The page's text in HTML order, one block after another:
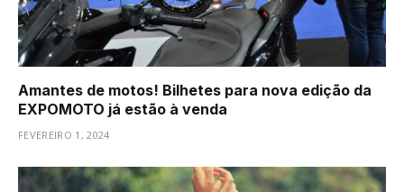
Amantes de motos! Bilhetes para nova edição da
EXPOMOTO já estão à venda
FEVEREIRO 1, 2024